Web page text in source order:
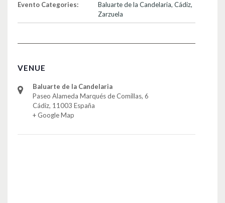
Evento Categories: Baluarte de la Candelaria, Cádiz,
Zarzuela
VENUE
Baluarte de la Candelaria
Paseo Alameda Marqués de Comillas, 6
Cádiz, 11003 España
+ Google Map